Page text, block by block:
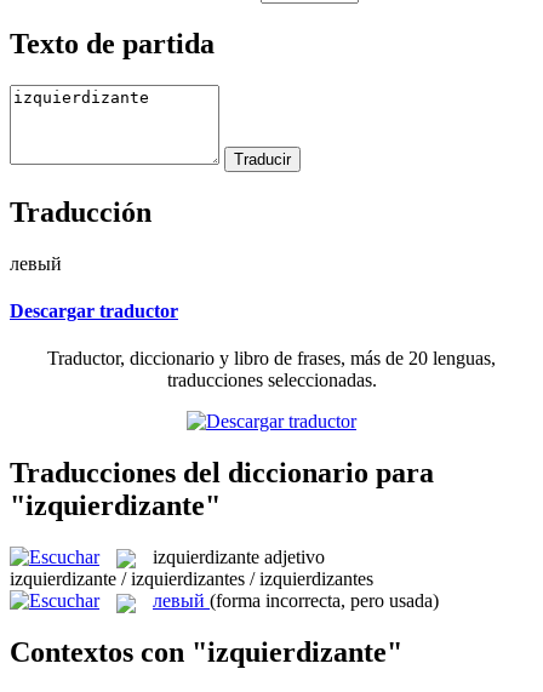
Texto de partida
Traducción
левый
Descargar traductor
Traductor, diccionario y libro de frases, más de 20 lenguas,
traducciones seleccionadas.
Traducciones del diccionario para
"izquierdizante"
izquierdizante adjetivo
izquierdizante / izquierdizantes / izquierdizantes
левый (forma incorrecta, pero usada)
Contextos con "izquierdizante"